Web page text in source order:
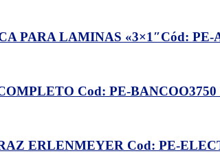
PARA LAMINAS «3×1″Cód: PE-
Cod: PE-BANCOO3750
ERLENMEYER Cod: PE-